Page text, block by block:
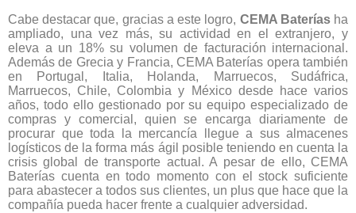
Cabe destacar que, gracias a este logro, CEMA Bateríasha
ampliado, una vez más, su actividad en el extranjero, y
eleva a un 18% su volumen de facturación internacional.
Además de Grecia y Francia, CEMA Baterías opera también
en Portugal, Italia, Holanda, Marruecos, Sudáfrica,
Marruecos, Chile, Colombia y México desde hace varios
años, todo ello gestionado por su equipo especializado de
compras y comercial, quien se encarga diariamente de
procurar que toda la mercancía llegue a sus almacenes
logísticos de la forma más ágil posible teniendo en cuenta la
crisis global de transporte actual. A pesar de ello, CEMA
Baterías cuenta en todo momento con el stock suficiente
para abastecer a todos sus clientes, un plus que hace que la
compañía pueda hacer frente a cualquier adversidad.